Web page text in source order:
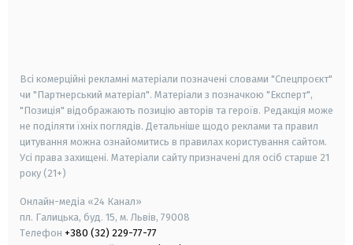
Всі комерційні рекламні матеріали позначені словами "Спецпроєкт"
чи "Партнерський матеріал". Матеріали з позначкою "Експерт",
"Позиція" відображають позицію авторів та героїв. Редакція може
не поділяти їхніх поглядів. Детальніше щодо реклами та правил
цитування можна ознайомитись в правилах користування сайтом.
Усі права захищені. Матеріали сайту призначені для осіб старше 21
року (21+)
Онлайн-медіа «24 Канал»
пл. Галицька, буд. 15, м. Львів, 79008
Телефон +380 (32) 229-77-77